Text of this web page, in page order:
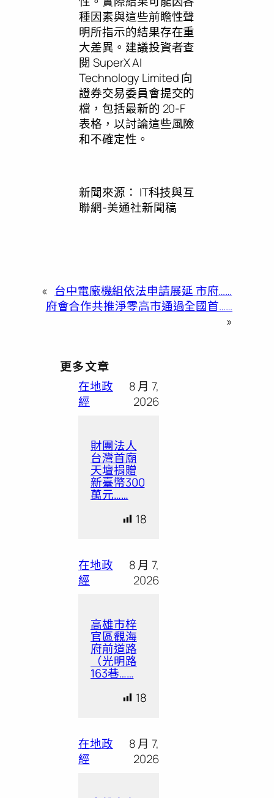
種因素與這些前瞻性聲
明所指示的結果存在重
大差異。建議投資者查
閱 SuperX AI
Technology Limited 向
證券交易委員會提交的
檔，包括最新的 20-F
表格，以討論這些風險
和不確定性。
新聞來源： IT科技與互
聯網-美通社新聞稿
« 台中電廠機組依法申請展延 市府……
府會合作共推淨零高市通過全國首……
»
更多文章
在地政
經
8 月 7,
2026
財團法人
台灣首廟
天壇捐贈
新臺幣300
萬元……
18
在地政
經
8 月 7,
2026
高雄市梓
官區觀海
府前道路
（光明路
163巷……
18
在地政
經
8 月 7,
2026